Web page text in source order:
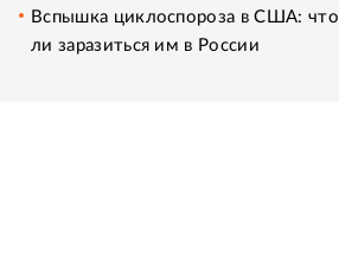
Вспышка циклоспороза в США:
ли заразиться им в России